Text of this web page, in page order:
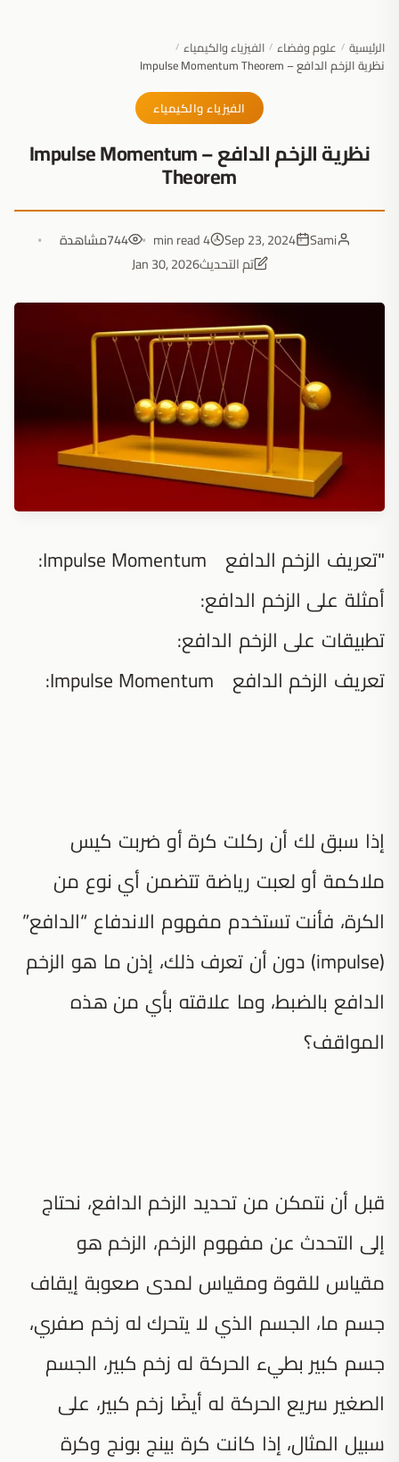
الرئيسية / علوم وفضاء / الفيزياء والكيمياء /
نظرية الزخم الدافع – Impulse Momentum Theorem
الفيزياء والكيمياء
نظرية الزخم الدافع – Impulse Momentum
Theorem
Sami
Sep 23, 2024
4 min read
744مشاهدة
تم التحديثJan 30, 2026
"تعريف الزخم الدافع Impulse Momentum:
أمثلة على الزخم الدافع:
تطبيقات على الزخم الدافع:
تعريف الزخم الدافع Impulse Momentum:
إذا سبق لك أن ركلت كرة أو ضربت كيس
ملاكمة أو لعبت رياضة تتضمن أي نوع من
الكرة، فأنت تستخدم مفهوم الاندفاع “الدافع”
(impulse) دون أن تعرف ذلك، إذن ما هو الزخم
الدافع بالضبط، وما علاقته بأي من هذه
المواقف؟
قبل أن نتمكن من تحديد الزخم الدافع، نحتاج
إلى التحدث عن مفهوم الزخم، الزخم هو
مقياس للقوة ومقياس لمدى صعوبة إيقاف
جسم ما، الجسم الذي لا يتحرك له زخم صفري،
جسم كبير بطيء الحركة له زخم كبير، الجسم
الصغير سريع الحركة له أيضًا زخم كبير، على
سبيل المثال، إذا كانت كرة بينج بونج وكرة